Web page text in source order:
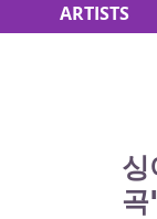
ARTISTS
싱